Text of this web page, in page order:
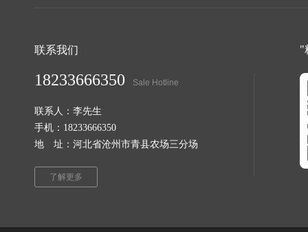
联系我们
18233666350 Sale Hotline
联系人：李先生
手机：18233666350
地 址：河北省沧州市青县农场三分场
了解更多
"